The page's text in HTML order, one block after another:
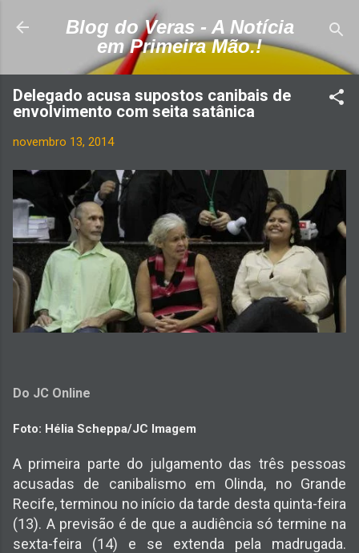
Pular para o conteúdo principal
Blog do Veras - A Notícia
em Primeira Mão.!
Delegado acusa supostos canibais de
envolvimento com seita satânica
novembro 13, 2014
Do JC Online
Foto: Hélia Scheppa/JC Imagem
A primeira parte do julgamento das três pessoas
acusadas de canibalismo em Olinda, no Grande
Recife, terminou no início da tarde desta quinta-feira
(13). A previsão é de que a audiência só termine na
sexta-feira (14) e se extenda pela madrugada.